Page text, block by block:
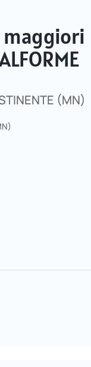
maggiori
(MN)